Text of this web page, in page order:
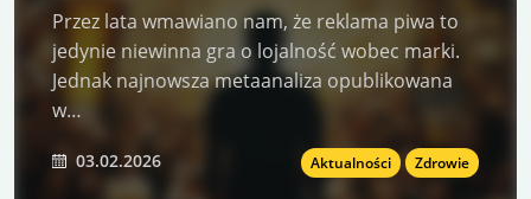
Przez lata wmawiano nam, że reklama piwa to
jedynie niewinna gra o lojalność wobec marki.
Jednak najnowsza metaanaliza opublikowana
w…
03.02.2026 Aktualności Zdrowie